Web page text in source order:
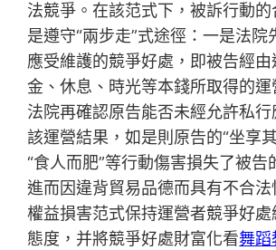
法競爭。在該范式下，被訴行動
是遵守“兩步走”式途徑：一是法院
應受維護的競爭好處，即被告經由
金、休息、時光等本錢所取得的
法院再確認原告能否未經允許私行
該運營結果，如是則原告的“坐享
“食人而肥”等行動傷害損失了被告
進而因違背貿易品德而具有不合法
權益損害范式保持運營者競爭好
態度，并將競爭好處財富化看舞蹈